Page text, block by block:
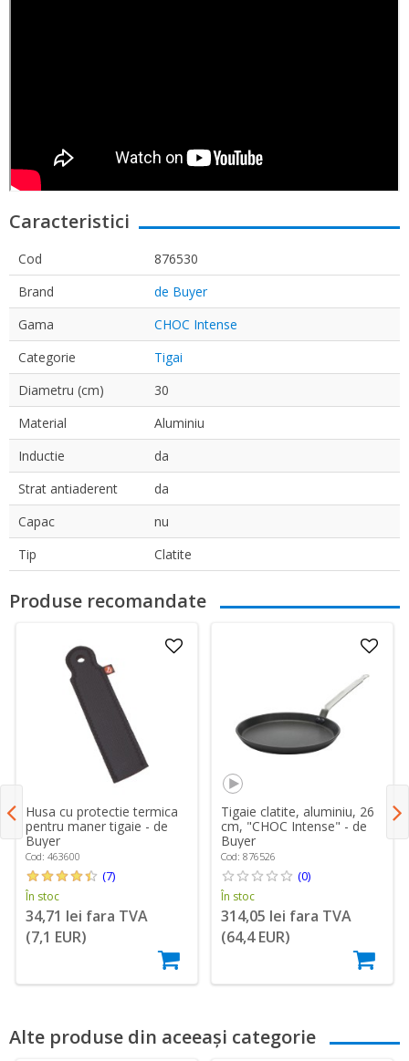
Caracteristici
Cod
876530
Brand
de Buyer
Gama
CHOC Intense
Categorie
Tigai
Diametru (cm)
30
Material
Aluminiu
Inductie
da
Strat antiaderent
da
Capac
nu
Tip
Clatite
Produse recomandate
Husa cu protectie termica
pentru maner tigaie - de
Buyer
Cod: 463600
(7)
În stoc
34,71 lei fara TVA
(7,1 EUR)
Tigaie clatite, aluminiu, 26
cm, "CHOC Intense" - de
Buyer
Cod: 876526
(0)
În stoc
314,05 lei fara TVA
(64,4 EUR)
Alte produse din aceeași categorie